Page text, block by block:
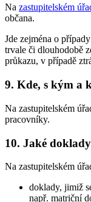
Na zastupitelském
občana.
Jde zejména o
trvale či dlouhodobě
průkazu, v případě
9. Kde, s kým a
Na zastupitelském
pracovníky.
10. Jaké
Na zastupitelském
doklady, jimiž
např. matriční